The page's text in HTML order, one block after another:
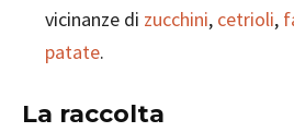
vicinanze di zucchini, cetrioli,
patate.
La raccolta